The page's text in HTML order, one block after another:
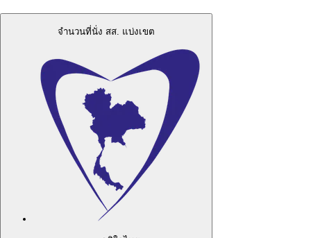
จำนวนที่นั่ง สส. แบ่งเขต